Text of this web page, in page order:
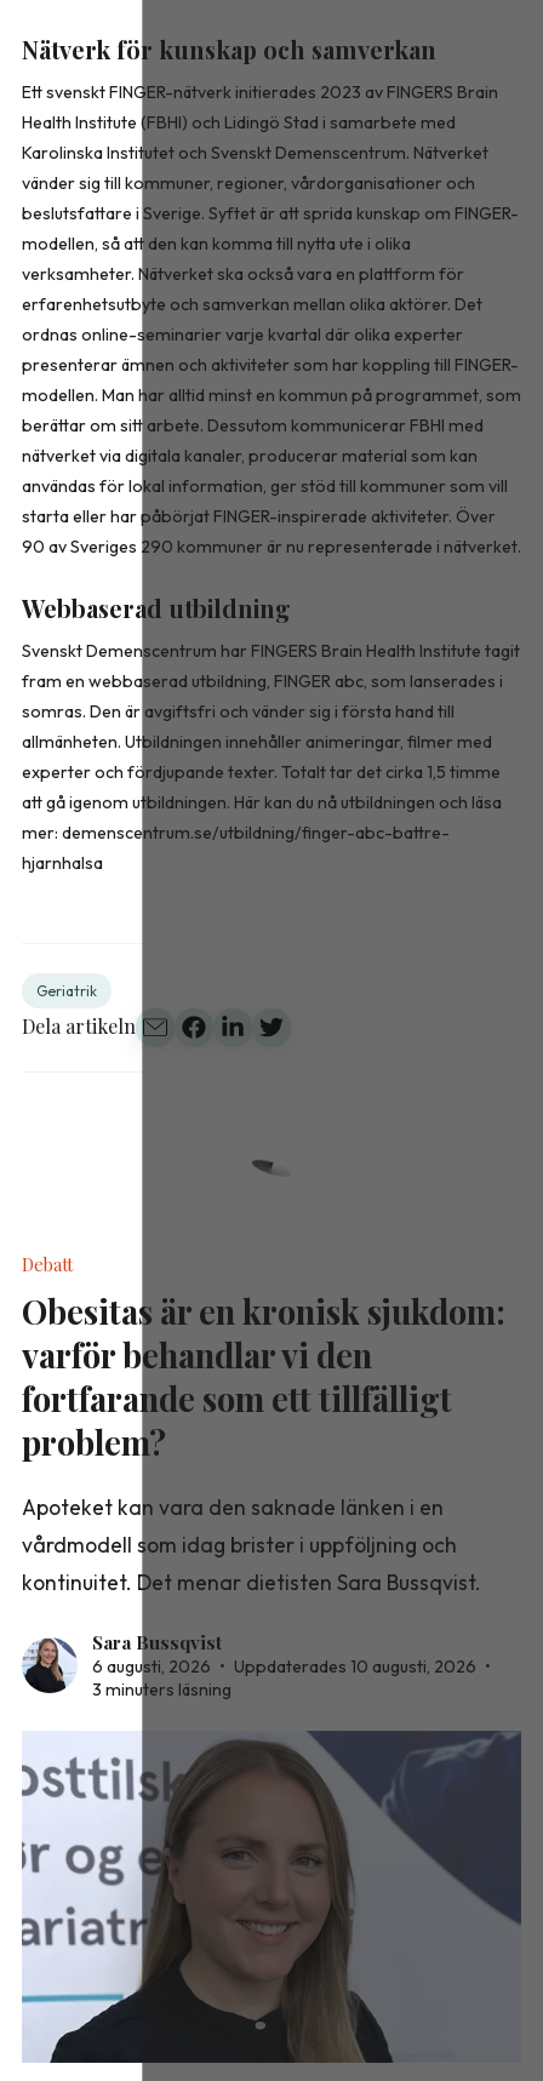
Nätverk för kunskap och samverkan
Ett svenskt FINGER-nätverk initierades 2023 av FINGERS Brain
Health Institute (FBHI) och Lidingö Stad i samarbete med
Karolinska Institutet och Svenskt Demenscentrum. Nätverket
vänder sig till kommuner, regioner, vårdorganisationer och
beslutsfattare i Sverige. Syftet är att sprida kunskap om FINGER-
modellen, så att den kan komma till nytta ute i olika
verksamheter. Nätverket ska också vara en plattform för
erfarenhetsutbyte och samverkan mellan olika aktörer. Det
ordnas online-seminarier varje kvartal där olika experter
presenterar ämnen och aktiviteter som har koppling till FINGER-
modellen. Man har alltid minst en kommun på programmet, som
berättar om sitt arbete. Dessutom kommunicerar FBHI med
nätverket via digitala kanaler, producerar material som kan
användas för lokal information, ger stöd till kommuner som vill
starta eller har påbörjat FINGER-­inspirerade aktiviteter. Över
90 av Sveriges 290 kommuner är nu representerade i nätverket.
Webbaserad utbildning
Svenskt Demenscentrum har FINGERS Brain Health Institute tagit
fram en webbaserad utbildning, FINGER abc, som lanserades i
somras. Den är avgiftsfri och vänder sig i första hand till
allmänheten. Utbildningen innehål­ler animeringar, filmer med
experter och fördjupande texter. Totalt tar det cirka 1,5 timme
att gå igenom utbildningen. Här kan du nå utbildningen och läsa
mer: demenscentrum.se/utbildning/finger-abc-battre-
hjarnhalsa
Geriatrik
Dela artikeln
Debatt
Obesitas är en kronisk sjukdom:
varför behandlar vi den
fortfarande som ett tillfälligt
problem?
Apoteket kan vara den saknade länken i en
vårdmodell som idag brister i uppföljning och
kontinuitet. Det menar dietisten Sara Bussqvist.
Sara Bussqvist
6 augusti, 2026 • Uppdaterades 10 augusti, 2026 •
3 minuters läsning